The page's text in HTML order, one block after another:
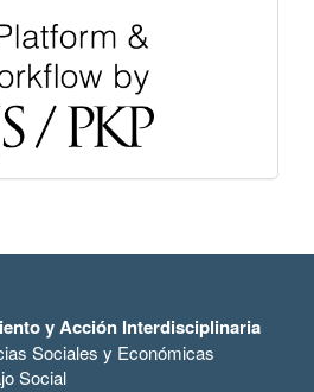
y Acción Interdisciplinaria
Sociales y Económicas
Social